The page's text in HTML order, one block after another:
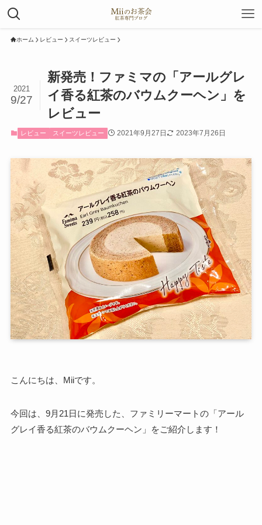
ホーム レビュー スイーツレビュー
新発売！ファミマの「アールグレ
イ香る紅茶のバウムクーヘン」を
レビュー
2021
9/27
レビュー スイーツレビュー 2021年9月27日 2023年7月26日
こんにちは、Miiです。
今回は、9月21日に発売した、ファミリーマートの「アール
グレイ香る紅茶のバウムクーヘン」をご紹介します！